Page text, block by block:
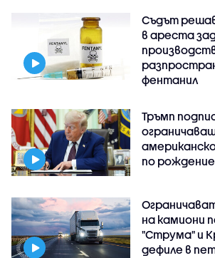
Съдът
в ареста
фентанил
Тръмп
по рождение
на камиони
"Струма" и
дефиле в